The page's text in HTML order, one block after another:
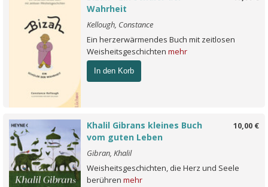
Wahrheit
Kellough, Constance
Ein herzerwärmendes Buch mit zeitlosen
Weisheitsgeschichten mehr
In den Korb
10,00 €
Khalil Gibrans kleines Buch
vom guten Leben
Gibran, Khalil
Weisheitsgeschichten, die Herz und Seele
berühren mehr